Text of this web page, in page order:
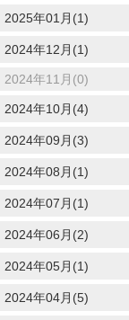
2025年01月(1)
2024年12月(1)
2024年11月(0)
2024年10月(4)
2024年09月(3)
2024年08月(1)
2024年07月(1)
2024年06月(2)
2024年05月(1)
2024年04月(5)